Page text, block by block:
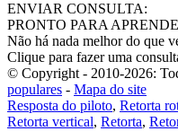
ENVIAR CONSULTA:
PRONTO PARA
Não há nada melhor do que
Clique para fazer uma
© Copyright - 2010-2026:
populares - Mapa do site
Resposta do piloto, Retorta
Retorta vertical, Retorta,